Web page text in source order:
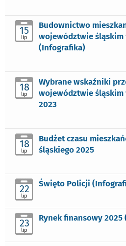
15
lip
Budownictwo
województwie śląskim
(Infografika)
18
lip
Wybrane wskaźniki
województwie śląskim
2023
18
lip
Budżet czasu
śląskiego 2025
22
lip
Święto Policji
23
lip
Rynek finansowy